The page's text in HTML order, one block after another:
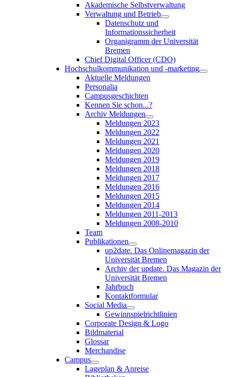
Akademische Selbstverwaltung
Verwaltung und Betrieb
Datenschutz und
Informationssicherheit
Organigramm der Universität
Bremen
Chief Digital Officer (CDO)
Hochschulkommunikation und -marketing
Aktuelle Meldungen
Personalia
Campusgeschichten
Kennen Sie schon...?
Archiv Meldungen
Meldungen 2023
Meldungen 2022
Meldungen 2021
Meldungen 2020
Meldungen 2019
Meldungen 2018
Meldungen 2017
Meldungen 2016
Meldungen 2015
Meldungen 2014
Meldungen 2011-2013
Meldungen 2008-2010
Team
Publikationen
up2date. Das Onlinemagazin der
Universität Bremen
Archiv der update. Das Magazin der
Universität Bremen
Jahrbuch
Kontaktformular
Social Media
Gewinnspielrichtlinien
Corporate Design & Logo
Bildmaterial
Glossar
Merchandise
Campus
Lageplan & Anreise